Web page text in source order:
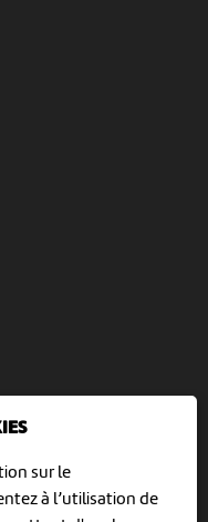
sur le
à l’utilisation de